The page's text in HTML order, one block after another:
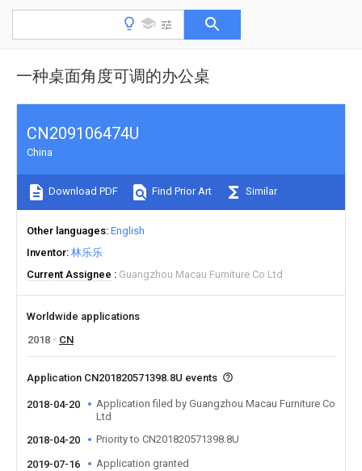
一种桌面角度可调的办公桌
CN209106474U
China
Download PDF Find Prior Art Similar
Other languages English
Inventor 林乐乐
Current Assignee
Guangzhou Macau Furniture Co Ltd
Worldwide applications
2018
CN
Application CN201820571398.8U events
2018-04-20
Application filed by Guangzhou Macau Furniture Co
Ltd
2018-04-20
Priority to CN201820571398.8U
2019-07-16 Application granted